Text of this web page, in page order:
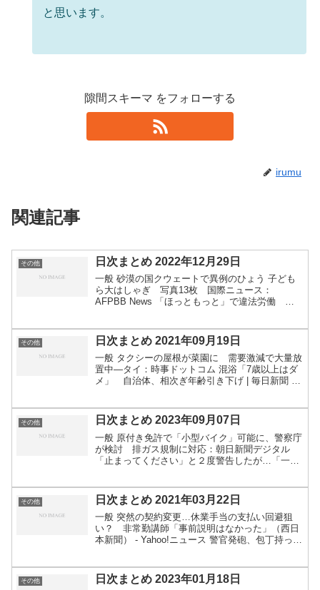
と思います。
隙間スキーマ をフォローする
irumu
関連記事
その他 日次まとめ 2022年12月29日
一般 砂漠の国クウェートで異例のひょう 子ども
ら大はしゃぎ 写真13枚 国際ニュース：
AFPBB News 「ほっともっと」で違法労働 熊
点はしま...
その他 日次まとめ 2021年09月19日
一般 タクシーの屋根が菜園に 需要激減で大量放
置中―タイ：時事ドットコム 混浴「7歳以上はダ
メ」 自治体、相次ぎ年齢引き下げ | 毎日新聞 ６
ス...
その他 日次まとめ 2023年09月07日
一般 原付き免許で「小型バイク」可能に、警察庁
が検討 排ガス規制に対応：朝日新聞デジタル
「止まってください」と２度警告したが…「一時
5000円...
その他 日次まとめ 2021年03月22日
一般 突然の契約変更…休業手当の支払い回避狙
い？ 非常勤講師「事前説明はなかった」（西日
本新聞） - Yahoo!ニュース 警官発砲、包丁持った
コプ...
その他 日次まとめ 2023年01月18日